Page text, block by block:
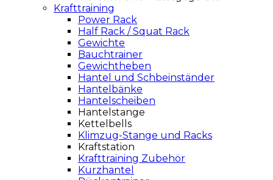
Krafttraining
Power Rack
Half Rack / Squat Rack
Gewichte
Bauchtrainer
Gewichtheben
Hantel und Schbeinständer
Hantelbänke
Hantelscheiben
Hantelstange
Kettelbells
Klimzug-Stange und Racks
Kraftstation
Krafttraining Zubehör
Kurzhantel